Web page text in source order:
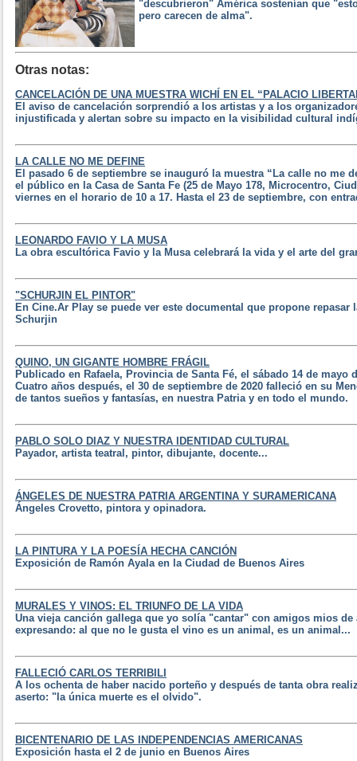
"descubrieron" América sostenían que
pero carecen de alma".
Otras notas:
CANCELACIÓN DE UNA MUESTRA WICHÍ EN EL “PALACIO
El aviso de cancelación sorprendió a los artistas y a los
injustificada y alertan sobre su impacto en la visibilidad cultural
LA CALLE NO ME DEFINE
El pasado 6 de septiembre se inauguró la muestra “La calle no me
el público en la Casa de Santa Fe (25 de Mayo 178, Microcentro,
viernes en el horario de 10 a 17. Hasta el 23 de septiembre, con
LEONARDO FAVIO Y LA MUSA
La obra escultórica Favio y la Musa celebrará la vida y el arte del
"SCHURJIN EL PINTOR"
En Cine.Ar Play se puede ver este documental que propone
Schurjin
QUINO, UN GIGANTE HOMBRE FRÁGIL
Publicado en Rafaela, Provincia de Santa Fé, el sábado 14 de mayo
Cuatro años después, el 30 de septiembre de 2020 falleció en su
de tantos sueños y fantasías, en nuestra Patria y en todo el mundo.
PABLO SOLO DIAZ Y NUESTRA IDENTIDAD CULTURAL
Payador, artista teatral, pintor, dibujante, docente...
ÁNGELES DE NUESTRA PATRIA ARGENTINA Y SURAMERICANA
Ángeles Crovetto, pintora y opinadora.
LA PINTURA Y LA POESÍA HECHA CANCIÓN
Exposición de Ramón Ayala en la Ciudad de Buenos Aires
MURALES Y VINOS: EL TRIUNFO DE LA VIDA
Una vieja canción gallega que yo solía "cantar" con amigos mios
expresando: al que no le gusta el vino es un animal, es un animal...
FALLECIÓ CARLOS TERRIBILI
A los ochenta de haber nacido porteño y después de tanta obra
aserto: "la única muerte es el olvido".
BICENTENARIO DE LAS INDEPENDENCIAS AMERICANAS
Exposición hasta el 2 de junio en Buenos Aires